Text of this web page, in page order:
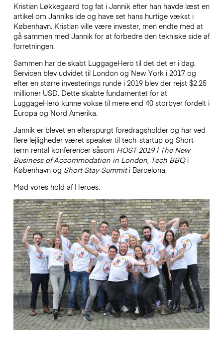
Kristian Løkkegaard tog fat i Jannik efter han havde læst en
artikel om Janniks ide og have set hans hurtige vækst i
København. Kristian ville være invester, men endte med at
gå sammen med Jannik for at forbedre den tekniske side af
forretningen.
Sammen har de skabt LuggageHero til det det er i dag.
Servicen blev udvidet til London og New York i 2017 og
efter en større investerings runde i 2019 blev der rejst $2.25
millioner USD. Dette skabte fundamentet for at
LuggageHero kunne vokse til mere end 40 storbyer fordelt i
Europa og Nord Amerika.
Jannik er blevet en efterspurgt foredragsholder og har ved
flere lejligheder været speaker til tech-startup og Short-
term rental konferencer såsom HOST 2019 | The New
Business of Accommodation in London, Tech BBQi
København og Short Stay Summit i Barcelona.
Mød vores hold af Heroes.